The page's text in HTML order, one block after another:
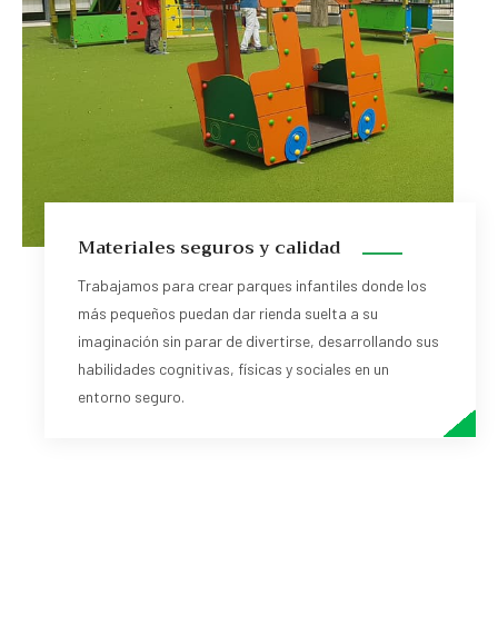
Materiales seguros y calidad
Trabajamos para crear parques infantiles donde los
más pequeños puedan dar rienda suelta a su
imaginación sin parar de divertirse, desarrollando sus
habilidades cognitivas, físicas y sociales en un
entorno seguro.